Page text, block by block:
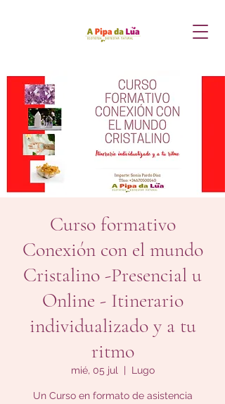
Curso formativo
Conexión con el mundo
Cristalino -Presencial u
Online - Itinerario
individualizado y a tu
ritmo
mié, 05 jul
  |
Lugo
Un Curso en formato de asistencia